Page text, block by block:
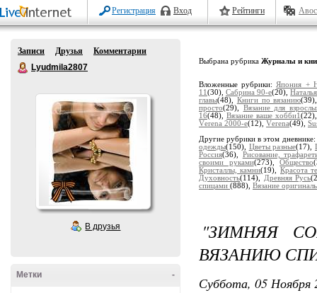
Регистрация Вход Рейтинги
Записи Друзья
Комментарии
Lyudmila2807
В друзья
-
Метки
Выбрана рубрика Журналы и
Вложенные рубрики: Япония +
11 (30),Сaбринa 90-е(20),Наталья
главы(48), Книги по вязанию
просто(29), Вязание для
16(48),Вязание ваше хобби1
Vеrеnа 2000-е(12), Vеrеnа(49),
Другие рубрики в этом дневнике:
одежды(150), Цветы разные(17),
Россия(36), Рисование,
своими руками(273),Общество
Кристаллы, камни(19), Красота
Духовность(114), Древняя Русь
спицами (888), Вязание
"ЗИМНЯЯ
ВЯЗАНИЮ
Суббота, 05 Ноября